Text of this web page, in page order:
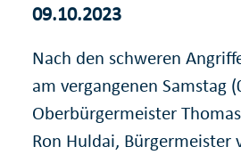
09.10.2023
Nach den schweren
am vergangenen Samstag
Oberbürgermeister
Ron Huldai, Bürgermeister